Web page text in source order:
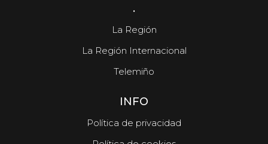
.
La Región
La Región Internacional
Telemiño
INFO
Política de privacidad